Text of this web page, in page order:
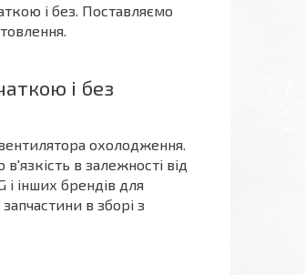
і без. Поставляємо
і без
охолодження.
в залежності від
і інших брендів для
в зборі з